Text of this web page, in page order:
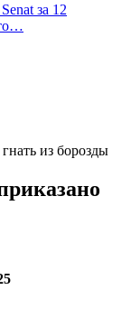
за 12
из борозды